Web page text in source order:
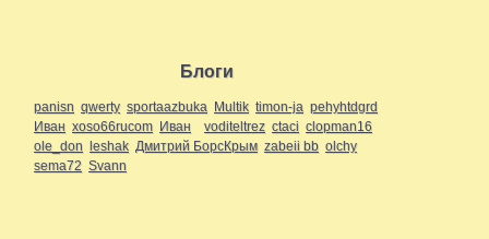
Блоги
panisn qwerty sportaazbuka Multik timon-ja pehyhtdgrd
Иван xoso66rucom Иван voditeltrez ctaci clopman16
ole_don leshak Дмитрий БорсКрым zabeii bb olchy
sema72 Svann